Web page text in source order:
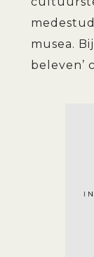
musea.
beleven’